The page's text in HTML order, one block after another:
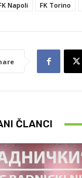
Napoli FK Torino
ČLANCI